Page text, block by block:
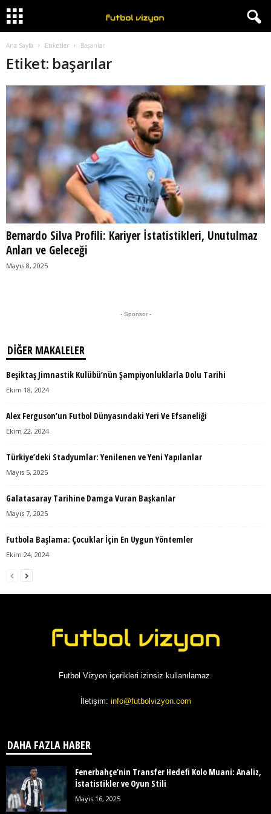
Ana Sayfa Etiketler Başarılar
Etiket: başarılar
Bernardo Silva Profili: Kariyer İstatistikleri, Unutulmaz
Anları ve Geleceği
Mayıs 8, 2025
- Sponsor -
DIĞER MAKALELER
Beşiktaş Jimnastik Kulübü’nün Şampiyonluklarla Dolu Tarihi
Ekim 18, 2024
Alex Ferguson’un Futbol Dünyasındaki Yeri Ve Efsaneliği
Ekim 22, 2024
Türkiye’deki Stadyumlar: Yenilenen ve Yeni Yapılanlar
Mayıs 5, 2025
Galatasaray Tarihine Damga Vuran Başkanlar
Mayıs 7, 2025
Futbola Başlama: Çocuklar İçin En Uygun Yöntemler
Ekim 24, 2024
Futbol Vizyon içerikleri izinsiz kullanılamaz.
İletişim: info@futbolvizyon.com
DAHA FAZLA HABER
Fenerbahçe’nin Transfer Hedefi Kolo Muani: Analiz,
İstatistikler ve Oyun Stili
Mayıs 16, 2025